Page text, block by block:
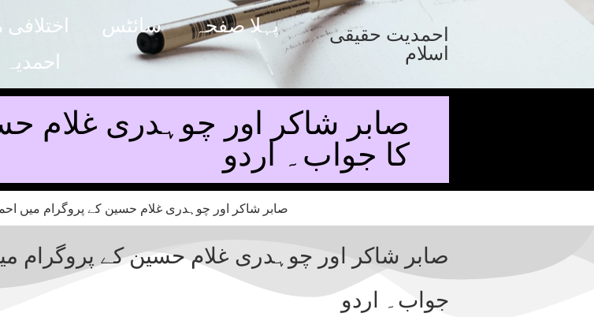
پہلا صفحہ سائٹس
احمدیت حقیقی
اسلام
صابر شاکر اور چوہدری غلام
کا جواب۔ اردو
صابر شاکر اور چوہدری غلام حسین کے پروگرام
جواب۔ اردو